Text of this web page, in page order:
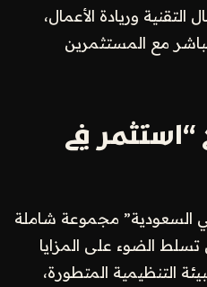
وريادة الأعمال،
مع المستثمرين
في
مجموعة شاملة
تسلط الضوء على المزايا
التنظيمية المتطورة،